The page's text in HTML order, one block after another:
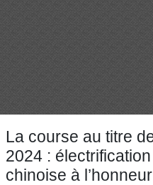
La course au titre
2024 :
chinoise à l’honneur